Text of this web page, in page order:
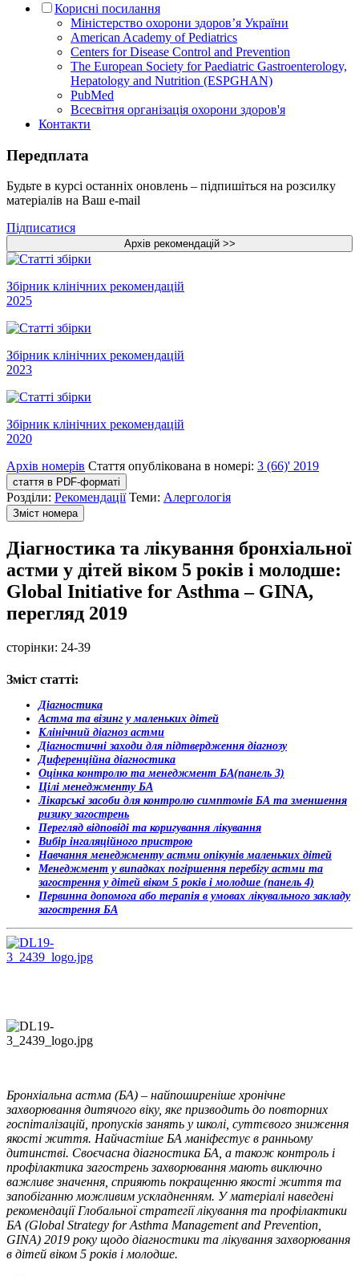
Корисні посилання
Міністерство охорони здоров’я України
American Academy of Pediatrics
Centers for Disease Control and Prevention
The European Society for Paediatric Gastroenterology,
Hepatology and Nutrition (ESPGHAN)
PubMed
Всесвітня організація охорони здоров'я
Контакти
Передплата
Будьте в курсі останніх оновлень – підпишіться на розсилку
матеріалів на Ваш e-mail
Підписатися
Збірник клінічних рекомендацій
2025
Збірник клінічних рекомендацій
2023
Збірник клінічних рекомендацій
2020
Архів номерів Стаття опублікована в номері: 3 (66)' 2019
стаття в PDF-форматі
Розділи: Рекомендації Теми: Алергологія
Зміст номера
Діагностика та лікування бронхіальної
астми у дітей віком 5 років і молодше:
Global Initiative for Asthma – ​GINA,
перегляд 2019
сторінки: 24-39
Зміст статті:
Діагностика
Астма та візинг у маленьких дітей
Клінічний діагноз астми
Діагностичні заходи для підтвердження діагнозу
Диференційна діагностика
Оцінка контролю та менеджмент БА(панель 3)
Цілі менеджменту БА
Лікарські засоби для контролю симптомів БА та зменшення
ризику загострень
Перегляд відповіді та коригування лікування
Вибір інгаляційного пристрою
Навчання менеджменту астми опікунів маленьких дітей
Менеджмент у випадках погіршення перебігу астми та
загострення у дітей віком 5 років і молодше (панель 4)
Первинна допомога або терапія в умовах лікувального закладу
загострення БА
Бронхіальна астма (БА) – найпоширеніше хронічне
захворювання дитячого віку, яке призводить до повторних
госпіталізацій, пропусків занять у школі, суттєвого зниження
якості життя. Найчастіше БА маніфестує в ранньому
дитинстві. Своєчасна діагностика БА, а також контроль і
профілактика загострень захворювання мають виключно
важливе значення, сприяють покращенню якості життя та
запобіганню можливим ускладненням. У матеріалі наведені
рекомендації Глобальної стратегії лікування та профілактики
БА (Global Strategy for Asthma Management and Prevention,
GINA) 2019 року щодо діагностики та лікування захворювання
в дітей віком 5 років і молодше.